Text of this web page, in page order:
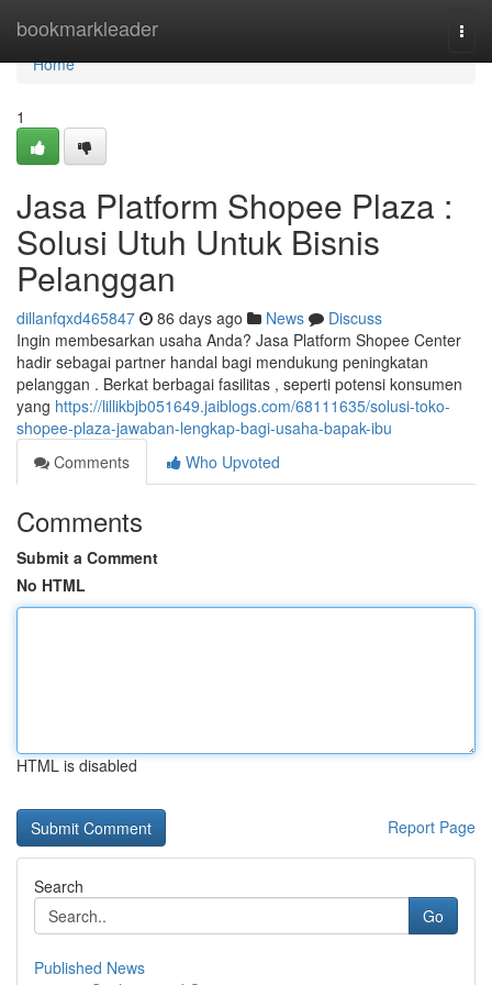
bookmarkleader
Home
Home
1
Jasa Platform Shopee Plaza :
Solusi Utuh Untuk Bisnis
Pelanggan
dillanfqxd465847 86 days ago News
Discuss
Ingin membesarkan usaha Anda? Jasa Platform Shopee Center
hadir sebagai partner handal bagi mendukung peningkatan
pelanggan . Berkat berbagai fasilitas , seperti potensi konsumen
yang https://lillikbjb051649.jaiblogs.com/68111635/solusi-toko-
shopee-plaza-jawaban-lengkap-bagi-usaha-bapak-ibu
Comments
Who Upvoted
Comments
Submit a Comment
No HTML
HTML is disabled
Report Page
Search
Go
Published News